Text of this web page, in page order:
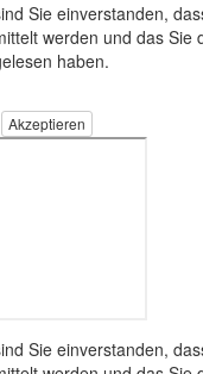
Sie einverstanden,
werden und das Sie
haben.
Sie einverstanden,